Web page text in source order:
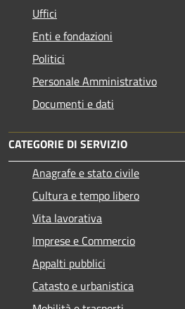
Uffici
Enti e fondazioni
Politici
Personale Amministrativo
Documenti e dati
CATEGORIE DI SERVIZIO
Anagrafe e stato civile
Cultura e tempo libero
Vita lavorativa
Imprese e Commercio
Appalti pubblici
Catasto e urbanistica